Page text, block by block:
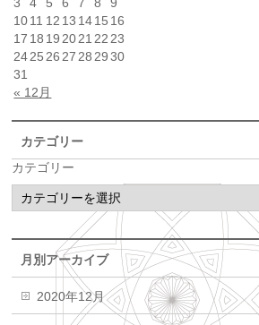
« 12月
3 4 5 6 7 8
9
1011 12 13 1415 16
17 18 19 2021 22 23
2425 26 27 28 29 30
31
カテゴリー
カテゴリー
月別アーカイブ
2020年12月